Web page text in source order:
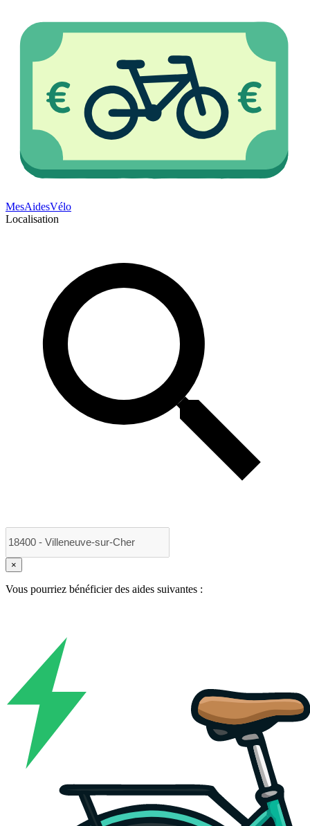
MesAidesVélo
Localisation
×
Vous pourriez bénéficier des aides suivantes :